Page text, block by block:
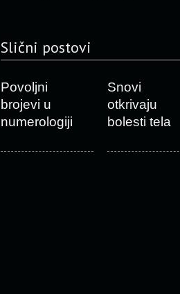
Slični postovi
Povoljni
brojevi u
numerologiji
Snovi
otkrivaju
bolesti tela